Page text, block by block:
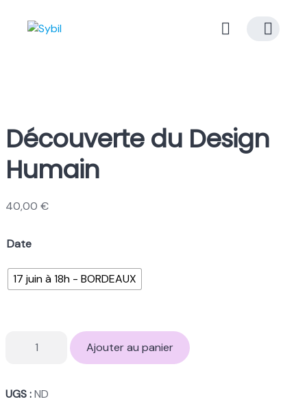
Découverte du Design
Humain
40,00 €
Date
17 juin à 18h - BORDEAUX
du
Ajouter au panier
UGS :ND